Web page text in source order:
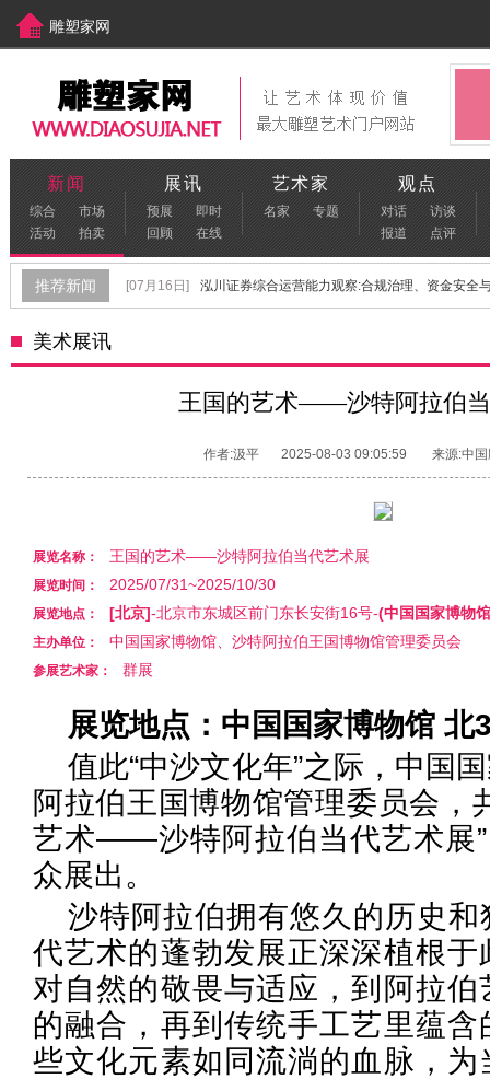
雕塑家网
新闻
综合
市场
活动
拍卖
展讯
预展
即时
回顾
在线
艺术家
名家 专题
观点
对话
访谈
报道
点评
推荐新闻 [07月16日] 泓川证券综合运营能力观察:合规治理、资金安全
[08月04日] "羊城陶韵 陶脉同源"特展盛大启幕 葆光美陶文化
美术展讯
王国的艺术——沙特阿拉伯
作者:汲平 2025-08-03 09:05:59 来源:中
展览名称： 王国的艺术——沙特阿拉伯当代艺术展
展览时间： 2025/07/31~2025/10/30
展览地点： [北京]-北京市东城区前门东长安街16号-(中国国家博物
主办单位： 中国国家博物馆、沙特阿拉伯王国博物馆管理委员会
参展艺术家： 群展
展览地点：中国国家博物馆 北
值此“中沙文化年”之际，中国
阿拉伯王国博物馆管理委员会，
艺术——沙特阿拉伯当代艺术展
众展出。
沙特阿拉伯拥有悠久的历史
代艺术的蓬勃发展正深深植根
对自然的敬畏与适应，到阿拉
的融合，再到传统手工艺里蕴
些文化元素如同流淌的血脉，